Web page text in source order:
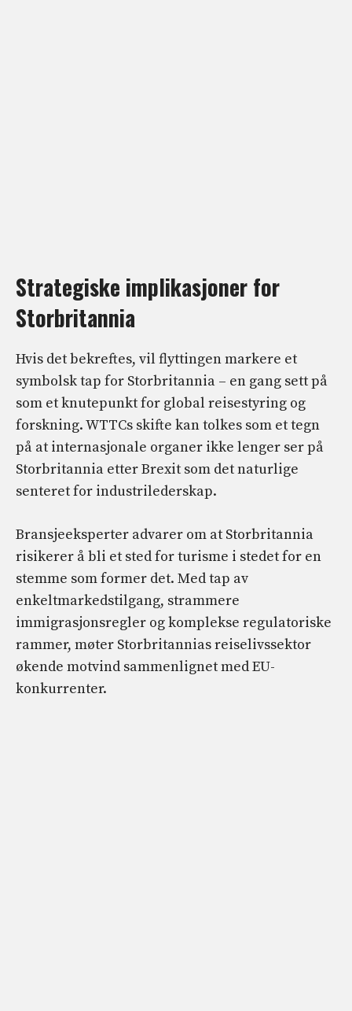
Strategiske implikasjoner for
Storbritannia
Hvis det bekreftes, vil flyttingen markere et
symbolsk tap for Storbritannia – en gang sett på
som et knutepunkt for global reisestyring og
forskning. WTTCs skifte kan tolkes som et tegn
på at internasjonale organer ikke lenger ser på
Storbritannia etter Brexit som det naturlige
senteret for industrilederskap.
Bransjeeksperter advarer om at Storbritannia
risikerer å bli et sted for turisme i stedet for en
stemme som former det. Med tap av
enkeltmarkedstilgang, strammere
immigrasjonsregler og komplekse regulatoriske
rammer, møter Storbritannias reiselivssektor
økende motvind sammenlignet med EU-
konkurrenter.